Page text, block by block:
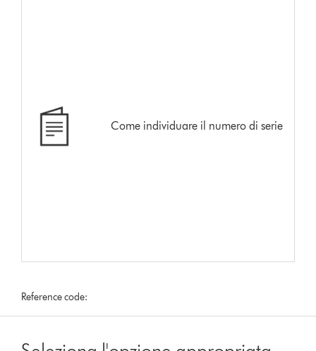
Come individuare il numero di serie
Reference code: